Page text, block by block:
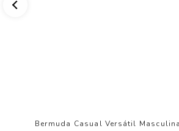
Bermuda Casual Versátil